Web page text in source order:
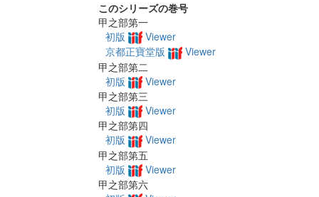
このシリーズの巻号
甲之部第一
初版
Viewer
京都正寶堂版
Viewer
甲之部第二
初版
Viewer
甲之部第三
初版
Viewer
甲之部第四
初版
Viewer
甲之部第五
初版
Viewer
甲之部第六